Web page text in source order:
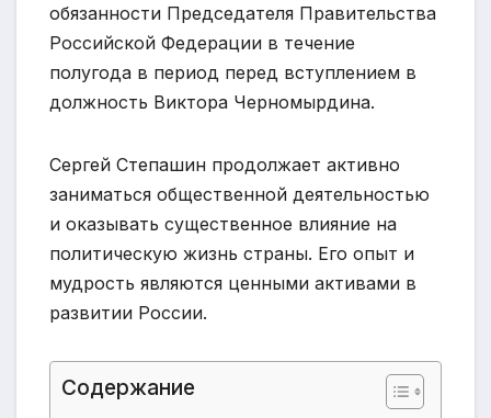
обязанности Председателя Правительства
Российской Федерации в течение
полугода в период перед вступлением в
должность Виктора Черномырдина.
Сергей Степашин продолжает активно
заниматься общественной деятельностью
и оказывать существенное влияние на
политическую жизнь страны. Его опыт и
мудрость являются ценными активами в
развитии России.
Содержание